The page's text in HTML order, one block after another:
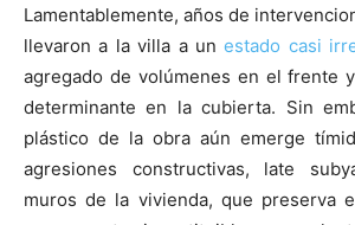
Lamentablemente, años de
llevaron a la villa a unestado casi
agregado de volúmenes en el frente
determinante en la cubierta. Sin
plástico de la obra aún emerge
agresiones constructivas, late
muros de la vivienda, que preserva